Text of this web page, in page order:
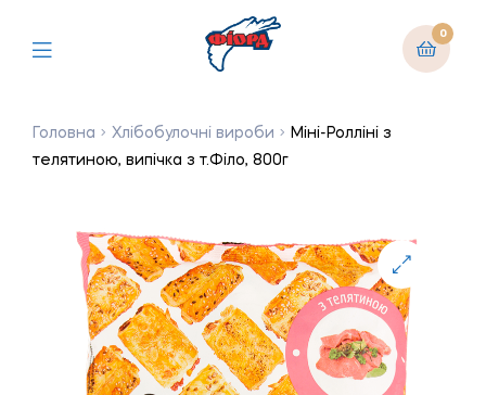
0
Головна Хлібобулочні вироби
Міні-Ролліні з
телятиною, випічка з т.Філо, 800г
🔍